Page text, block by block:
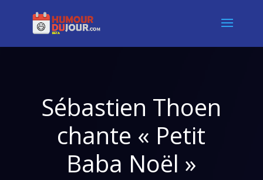
Sébastien Thoen
chante « Petit
Baba Noël »